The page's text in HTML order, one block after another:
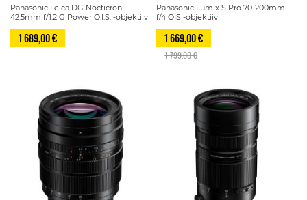
Panasonic Leica DG Nocticron
42.5mm f/1.2 G Power O.I.S. -objektiivi
1 689,00 €
Panasonic Lumix S Pro 70-200mm
f/4 OIS -objektiivi
1 669,00 €
1 799,00 €